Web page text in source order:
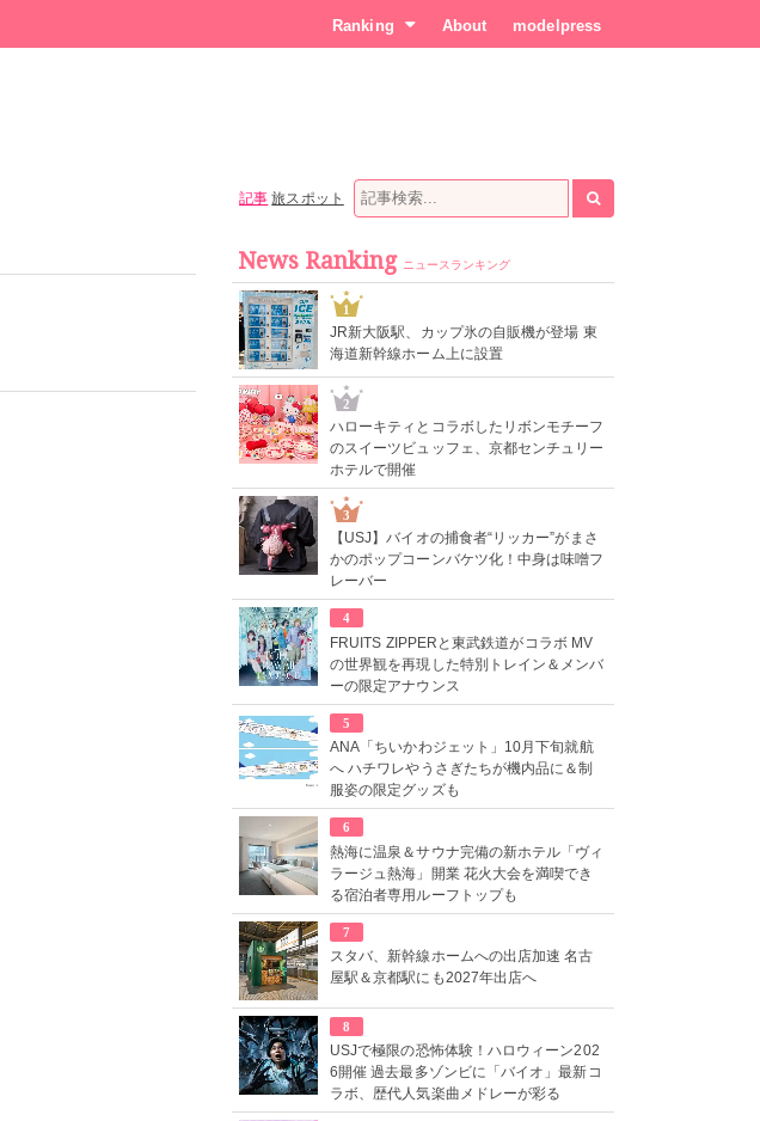
Ranking About modelpress
記事 旅スポット
News Ranking ニュースランキング
1
JR新大阪駅、カップ氷の自販機が登場 東
海道新幹線ホーム上に設置
2
ハローキティとコラボしたリボンモチーフ
のスイーツビュッフェ、京都センチュリー
ホテルで開催
3
【USJ】バイオの捕食者“リッカー”がまさ
かのポップコーンバケツ化！中身は味噌フ
レーバー
4
FRUITS ZIPPERと東武鉄道がコラボ MV
の世界観を再現した特別トレイン＆メンバ
ーの限定アナウンス
5
ANA「ちいかわジェット」10月下旬就航
へ ハチワレやうさぎたちが機内品に＆制
服姿の限定グッズも
6
熱海に温泉＆サウナ完備の新ホテル「ヴィ
ラージュ熱海」開業 花火大会を満喫でき
る宿泊者専用ルーフトップも
7
スタバ、新幹線ホームへの出店加速 名古
屋駅＆京都駅にも2027年出店へ
8
USJで極限の恐怖体験！ハロウィーン202
6開催 過去最多ゾンビに「バイオ」最新コ
ラボ、歴代人気楽曲メドレーが彩る